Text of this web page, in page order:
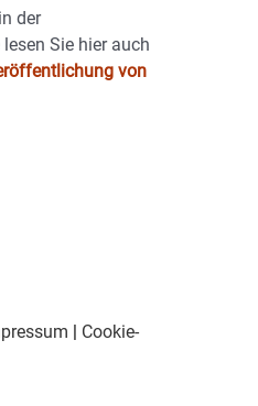
der
lesen Sie hier auch
von
| Cookie-